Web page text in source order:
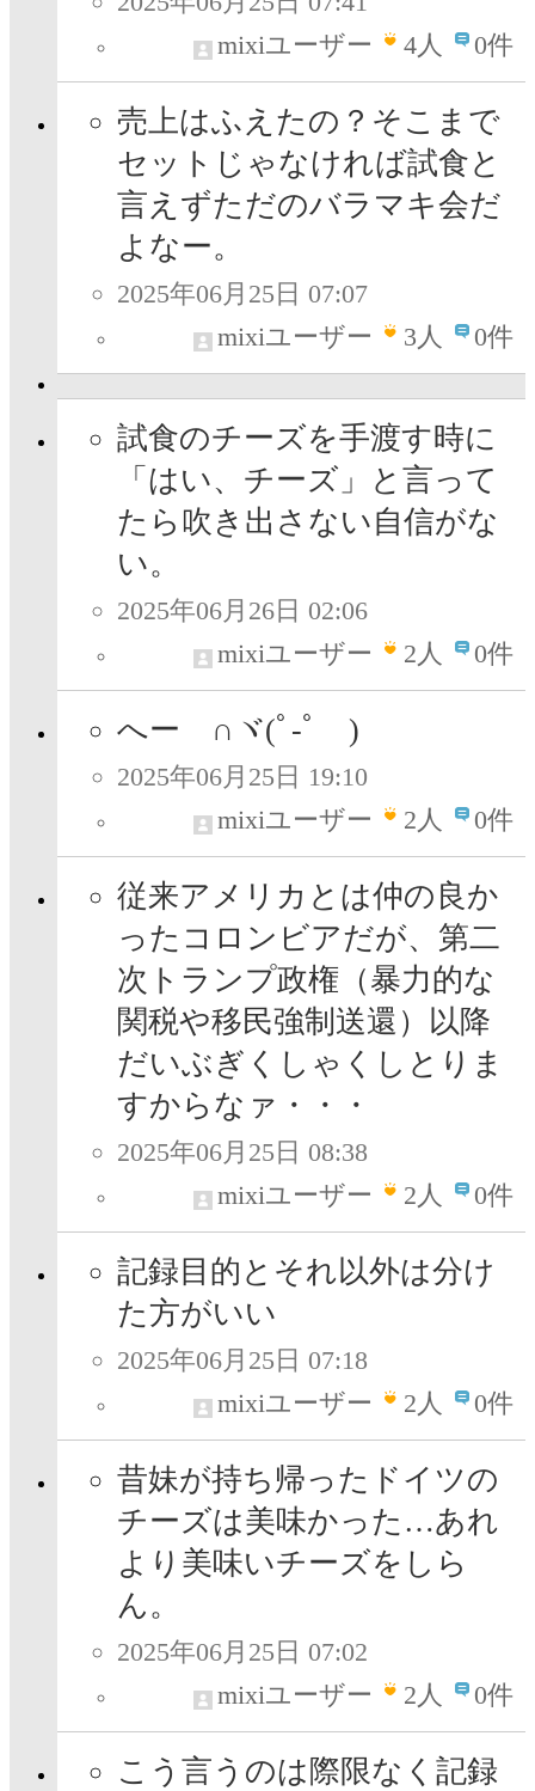
mixiユーザー
4人 0件
売上はふえたの？そこまで
セットじゃなければ試食と
言えずただのバラマキ会だ
よなー。
2025年06月25日 07:07
mixiユーザー
3人 0件
試食のチーズを手渡す時に
「はい、チーズ」と言って
たら吹き出さない自信がな
い。
2025年06月26日 02:06
mixiユーザー
2人 0件
へー ∩ヾ(ﾟ-ﾟ )
2025年06月25日 19:10
mixiユーザー
2人 0件
従来アメリカとは仲の良か
ったコロンビアだが、第二
次トランプ政権（暴力的な
関税や移民強制送還）以降
だいぶぎくしゃくしとりま
すからなァ・・・
2025年06月25日 08:38
mixiユーザー
2人 0件
記録目的とそれ以外は分け
た方がいい
2025年06月25日 07:18
mixiユーザー
2人 0件
昔妹が持ち帰ったドイツの
チーズは美味かった…あれ
より美味いチーズをしら
ん。
2025年06月25日 07:02
mixiユーザー
2人 0件
こう言うのは際限なく記録